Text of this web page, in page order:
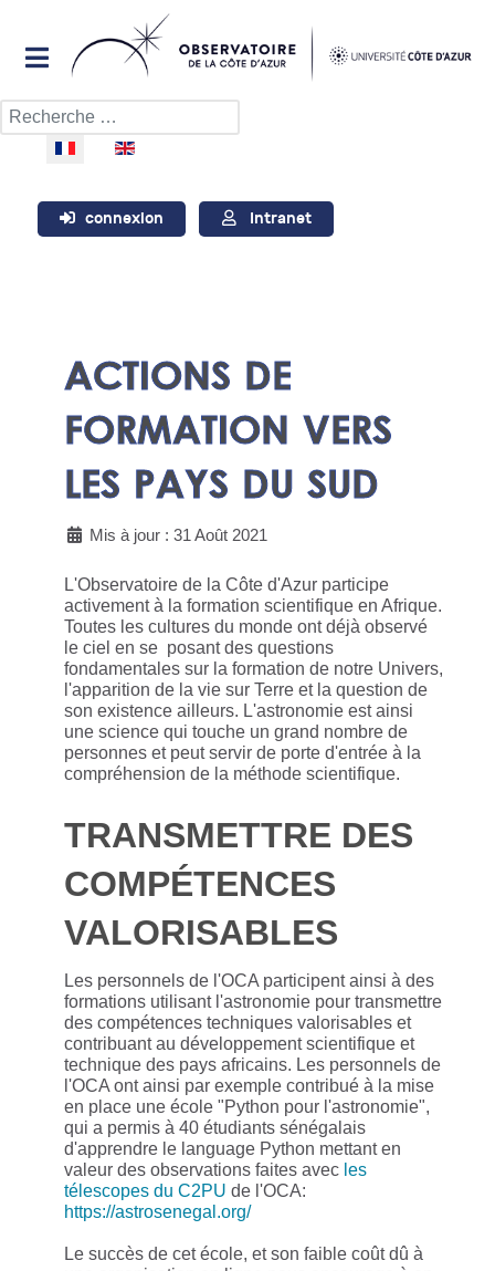
Rechercher
Sélectionnez votre langue
connexion Intranet
ACTIONS DE
FORMATION VERS
LES PAYS DU SUD
Mis à jour : 31 Août 2021
L'Observatoire de la Côte d'Azur participe
activement à la formation scientifique en Afrique.
Toutes les cultures du monde ont déjà observé
le ciel en se posant des questions
fondamentales sur la formation de notre Univers,
l'apparition de la vie sur Terre et la question de
son existence ailleurs. L'astronomie est ainsi
une science qui touche un grand nombre de
personnes et peut servir de porte d'entrée à la
compréhension de la méthode scientifique.
TRANSMETTRE DES
COMPÉTENCES
VALORISABLES
Les personnels de l'OCA participent ainsi à des
formations utilisant l'astronomie pour transmettre
des compétences techniques valorisables et
contribuant au développement scientifique et
technique des pays africains. Les personnels de
l'OCA ont ainsi par exemple contribué à la mise
en place une école "Python pour l'astronomie",
qui a permis à 40 étudiants sénégalais
d'apprendre le language Python mettant en
valeur des observations faites avec les
télescopes du C2PU de l'OCA:
https://astrosenegal.org/
Le succès de cet école, et son faible coût dû à